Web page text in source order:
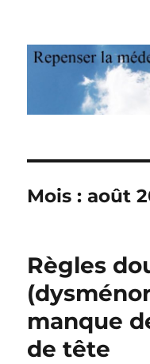
Repenser
Mois : août
Règles
manque
de tête